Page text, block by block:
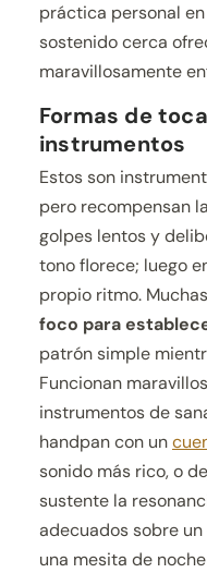
práctica personal
sostenido cerca
maravillosamente
Formas de
instrumentos
Estos son
pero recompensan
golpes lentos y
tono florece; luego
propio ritmo.
foco para
patrón simple
Funcionan
instrumentos de
handpan con un
sonido más rico, o
sustente la
adecuados sobre
una mesita de